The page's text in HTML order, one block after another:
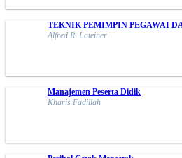
TEKNIK PEMIMPIN PEGAWAI
Alfred R. Lateiner
Manajemen Peserta Didik
Kharis Fadillah